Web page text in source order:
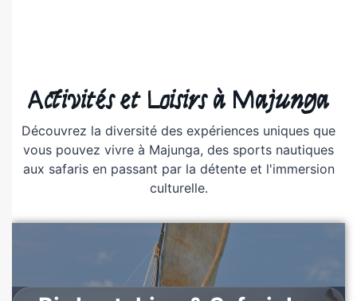
monde. Découvrez les baobabs emblématiques, les
lémuriens endémiques et une flore exceptionnelle dans
les parcs nationaux environnants.
Le Parc National d'Ankarafantsika, à seulement quelques
heures de route, est un sanctuaire de biodiversité avec
ses forêts sèches, ses lacs et ses espèces rares.
Activités et Loisirs à Majunga
Découvrez la diversité des expériences uniques que
vous pouvez vivre à Majunga, des sports nautiques
aux safaris en passant par la détente et l'immersion
culturelle.